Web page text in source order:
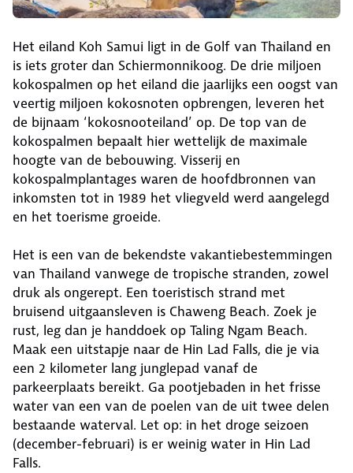
Het eiland Koh Samui ligt in de Golf van Thailand en
is iets groter dan Schiermonnikoog. De drie miljoen
kokospalmen op het eiland die jaarlijks een oogst van
veertig miljoen kokosnoten opbrengen, leveren het
de bijnaam ‘kokosnooteiland’ op. De top van de
kokospalmen bepaalt hier wettelijk de maximale
hoogte van de bebouwing. Visserij en
kokospalmplantages waren de hoofdbronnen van
inkomsten tot in 1989 het vliegveld werd aangelegd
en het toerisme groeide.
Het is een van de bekendste vakantiebestemmingen
van Thailand vanwege de tropische stranden, zowel
druk als ongerept. Een toeristisch strand met
bruisend uitgaansleven is Chaweng Beach. Zoek je
rust, leg dan je handdoek op Taling Ngam Beach.
Maak een uitstapje naar de Hin Lad Falls, die je via
een 2 kilometer lang junglepad vanaf de
parkeerplaats bereikt. Ga pootjebaden in het frisse
water van een van de poelen van de uit twee delen
bestaande waterval. Let op: in het droge seizoen
(december-februari) is er weinig water in Hin Lad
Falls.